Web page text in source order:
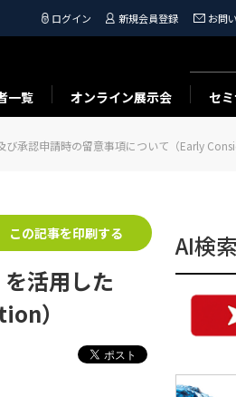
ログイン 新規会員登録 お問
一覧 オンライン展示会 セ
承認申請時の留意事項について（Early
活用した
）
この記事を印刷する AI検索